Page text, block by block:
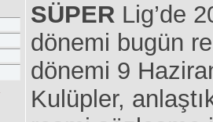
SÜPERLig’de
dönemi bugün
dönemi 9
Kulüpler,